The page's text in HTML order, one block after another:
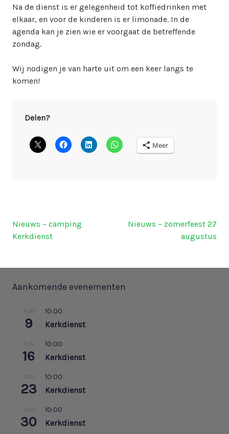
Na de dienst is er gelegenheid tot koffiedrinken met
elkaar, en voor de kinderen is er limonade. In de
agenda kan je zien wie er voorgaat de betreffende
zondag.
Wij nodigen je van harte uit om een keer langs te
komen!
Delen?
Meer
Berichtnavigatie
Nieuws – camping
Kerkdienst
Nieuws – zomerfeest 27
augustus
Aankomende evenementen
AUG
9
10:00
Kerkdienst
AUG
16
10:00
Kerkdienst
AUG
23
10:00
Kerkdienst
AUG
30
10:00
Kerkdienst